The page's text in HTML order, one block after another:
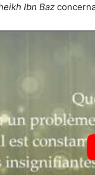
Ibn Baz